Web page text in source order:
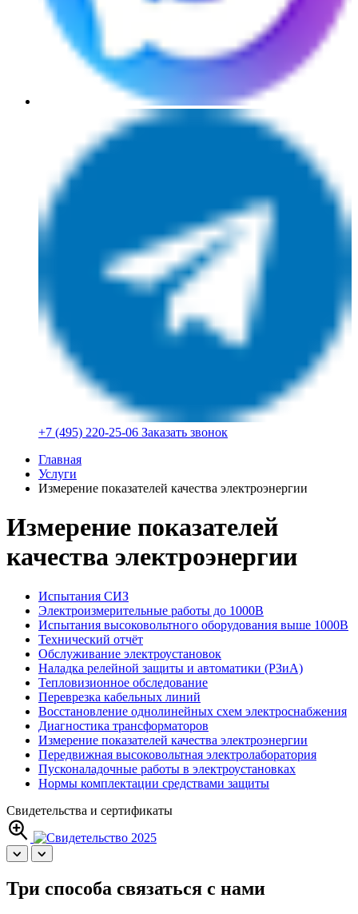
+7 (495) 220-25-06 Заказать звонок
Главная
Услуги
Измерение показателей качества электроэнергии
Измерение показателей
качества электроэнергии
Испытания СИЗ
Электроизмерительные работы до 1000В
Испытания высоковольтного оборудования выше 1000В
Технический отчёт
Обслуживание электроустановок
Наладка релейной защиты и автоматики (РЗиА)
Тепловизионное обследование
Переврезка кабельных линий
Восстановление однолинейных схем электроснабжения
Диагностика трансформаторов
Измерение показателей качества электроэнергии
Передвижная высоковольтная электролаборатория
Пусконаладочные работы в электроустановках
Нормы комплектации средствами защиты
Свидетельства и сертификаты
Три способа связаться с нами